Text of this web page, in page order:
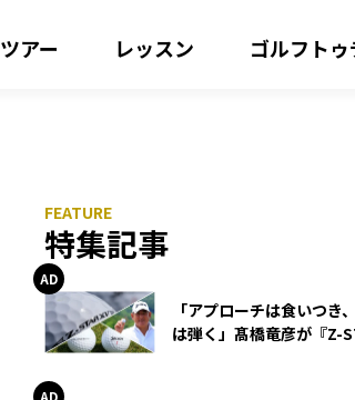
ツアー レッスン ゴルフトゥ
特集記事
「アプローチは食いつき
は弾く」髙橋竜彦が『Z-